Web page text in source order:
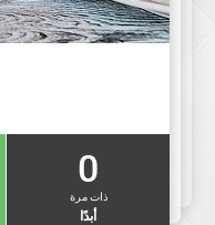
0
ذات مرة
أبدًا